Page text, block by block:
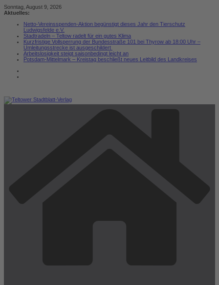
Zum
Inhalt
Sonntag, August 9, 2026
Aktuelles:
Netto-Vereinsspenden-Aktion begünstigt dieses Jahr den Tierschutz
Ludwigsfelde e.V.
Stadtradeln – Teltow radelt für ein gutes Klima
Kurzfristige Vollsperrung der Bundesstraße 101 bei Thyrow ab 18:00 Uhr –
Umleitungsstrecke ist ausgeschildert
Arbeitslosigkeit steigt saisonbedingt leicht an
Potsdam-Mittelmark – Kreistag beschließt neues Leitbild des Landkreises